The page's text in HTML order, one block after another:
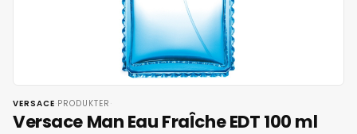
VERSACE·PRODUKTER ·
Versace Man Eau FraÎche EDT 100 ml